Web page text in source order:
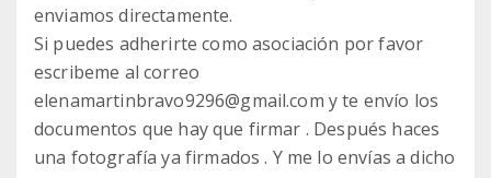
enviamos directamente.
Si puedes adherirte como asociación por favor
escribeme al correo
elenamartinbravo9296@gmail.com y te envío los
documentos que hay que firmar . Después haces
una fotografía ya firmados . Y me lo envías a dicho